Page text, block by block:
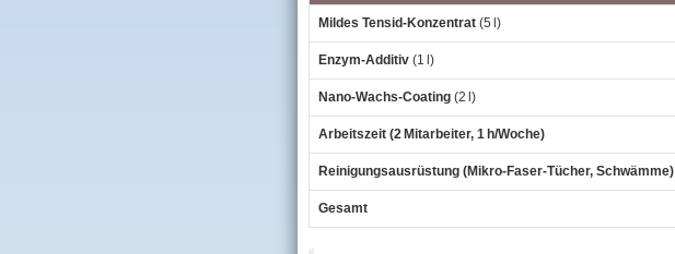
Mildes Tensid‑Konzentrat (5 l)
Enzym‑Additiv (1 l)
Nano‑Wachs‑Coating (2 l)
Arbeitszeit (2 Mitarbeiter, 1 h/Woche)
Reinigungsausrüstung (Mikro‑Faser‑Tücher, Schwämme)
Gesamt